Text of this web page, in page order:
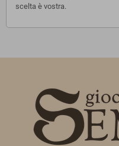
scelta è vostra.